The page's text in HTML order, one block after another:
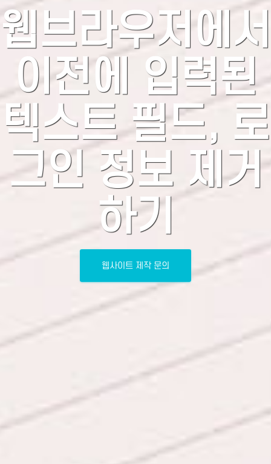
웹브라우저에서
이전에 입력된
텍스트 필드, 로
그인 정보 제거
하기
웹사이트 제작 문의